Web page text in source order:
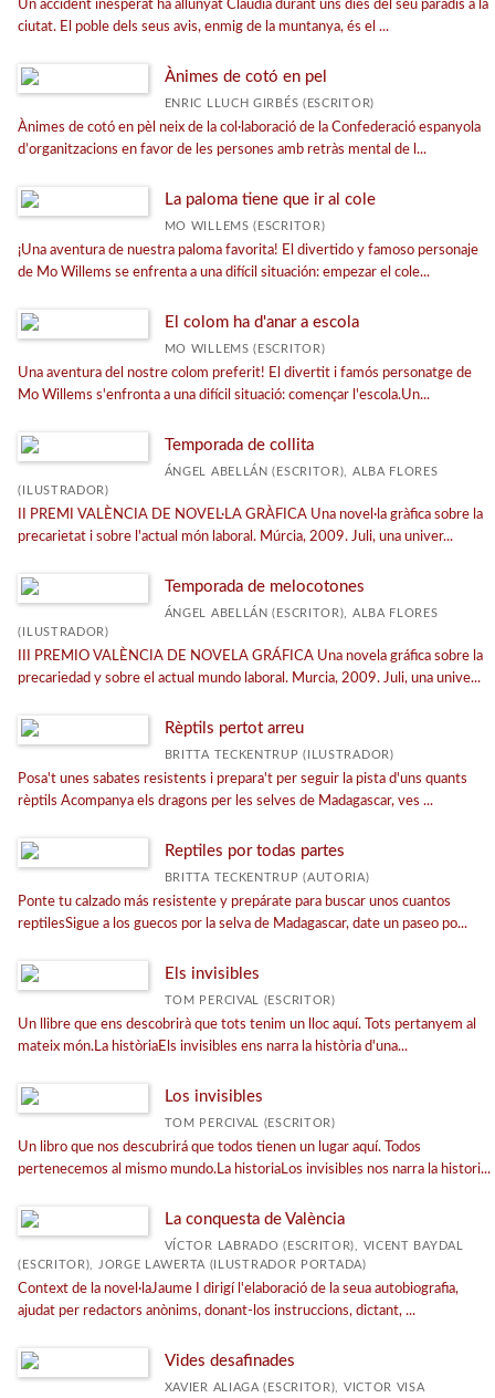
Un accident inesperat ha allunyat Clàudia durant uns dies del seu paradís a la
ciutat. El poble dels seus avis, enmig de la muntanya, és el ...
Ànimes de cotó en pel
ENRIC LLUCH GIRBÉS (ESCRITOR)
Ànimes de cotó en pèl neix de la col·laboració de la Confederació espanyola
d’organitzacions en favor de les persones amb retràs mental de l...
La paloma tiene que ir al cole
MO WILLEMS (ESCRITOR)
¡Una aventura de nuestra paloma favorita! El divertido y famoso personaje
de Mo Willems se enfrenta a una difícil situación: empezar el cole...
El colom ha d'anar a escola
MO WILLEMS (ESCRITOR)
Una aventura del nostre colom preferit! El divertit i famós personatge de
Mo Willems s'enfronta a una difícil situació: començar l'escola.Un...
Temporada de collita
ÁNGEL ABELLÁN (ESCRITOR), ALBA FLORES
(ILUSTRADOR)
II PREMI VALÈNCIA DE NOVEL·LA GRÀFICA Una novel·la gràfica sobre la
precarietat i sobre l'actual món laboral. Múrcia, 2009. Juli, una univer...
Temporada de melocotones
ÁNGEL ABELLÁN (ESCRITOR), ALBA FLORES
(ILUSTRADOR)
III PREMIO VALÈNCIA DE NOVELA GRÁFICA Una novela gráfica sobre la
precariedad y sobre el actual mundo laboral. Murcia, 2009. Juli, una unive...
Rèptils pertot arreu
BRITTA TECKENTRUP (ILUSTRADOR)
Posa't unes sabates resistents i prepara't per seguir la pista d'uns quants
rèptils Acompanya els dragons per les selves de Madagascar, ves ...
Reptiles por todas partes
BRITTA TECKENTRUP (AUTORIA)
Ponte tu calzado más resistente y prepárate para buscar unos cuantos
reptilesSigue a los guecos por la selva de Madagascar, date un paseo po...
Els invisibles
TOM PERCIVAL (ESCRITOR)
Un llibre que ens descobrirà que tots tenim un lloc aquí. Tots pertanyem al
mateix món.La històriaEls invisibles ens narra la història d'una...
Los invisibles
TOM PERCIVAL (ESCRITOR)
Un libro que nos descubrirá que todos tienen un lugar aquí. Todos
pertenecemos al mismo mundo.La historiaLos invisibles nos narra la histori...
La conquesta de València
VÍCTOR LABRADO (ESCRITOR), VICENT BAYDAL
(ESCRITOR), JORGE LAWERTA (ILUSTRADOR PORTADA)
Context de la novel·laJaume I dirigí l'elaboració de la seua autobiografia,
ajudat per redactors anònims, donant-los instruccions, dictant, ...
Vides desafinades
XAVIER ALIAGA (ESCRITOR), VICTOR VISA